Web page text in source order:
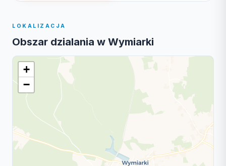
LOKALIZACJA
Obszar dzialania w Wymiarki
+
−